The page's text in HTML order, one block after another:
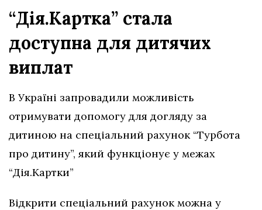
“Дія.Картка” стала
доступна для дитячих
виплат
В Україні запровадили можливість
отримувати допомогу для догляду за
дитиною на спеціальний рахунок “Турбота
про дитину”, який функціонує у межах
“Дія.Картки”
Відкрити спеціальний рахунок можна у